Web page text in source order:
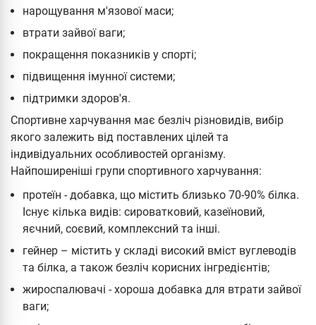
нарощування м'язової маси;
втрати зайвої ваги;
покращення показників у спорті;
підвищення імунної системи;
підтримки здоров'я.
Спортивне харчування має безліч різновидів, вибір
якого залежить від поставлених цілей та
індивідуальних особливостей організму.
Найпоширеніші групи спортивного харчування:
протеїн - добавка, що містить близько 70-90% білка.
Існує кілька видів: сироватковий, казеїновий,
яєчний, соєвий, комплексний та інші.
гейнер – містить у складі високий вміст вуглеводів
та білка, а також безліч корисних інгредієнтів;
жироспалювачі - хороша добавка для втрати зайвої
ваги;